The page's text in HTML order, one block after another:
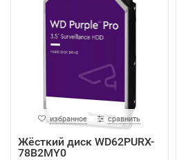
избранное сравнить
Жёсткий диск WD62PURX-
78B2MY0